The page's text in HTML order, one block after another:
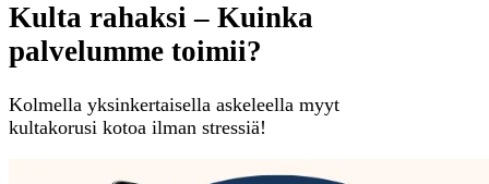
Kulta rahaksi – Kuinka
palvelumme toimii?
Kolmella yksinkertaisella askeleella myyt
kultakorusi kotoa ilman stressiä!